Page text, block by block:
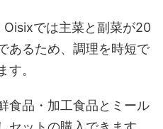
では主菜と副菜が20
あるため、調理を時短で
。
食品・加工食品とミール